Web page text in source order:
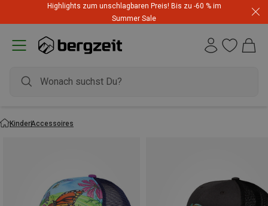
Highlights zum unschlagbaren Preis! Bis zu -60 % im
Summer Sale
KinderAccessoires